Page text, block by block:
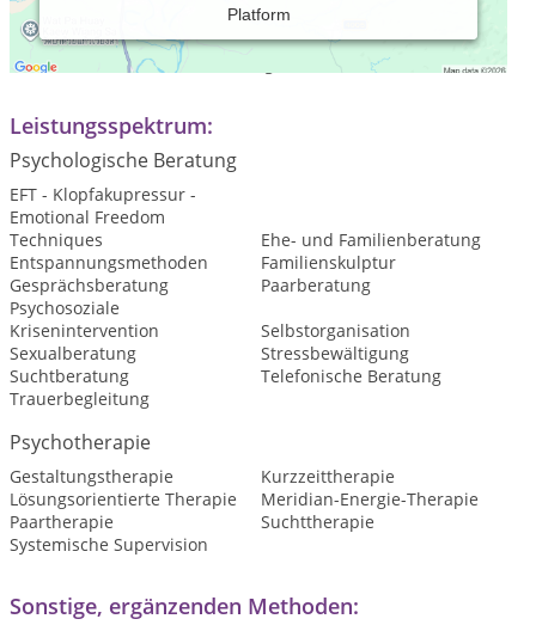
Platform
Praxiszeiten:
nach telefonischer Vereinbarung
Leistungsspektrum:
Psychologische Beratung
EFT - Klopfakupressur -
Emotional Freedom
Techniques
Ehe- und Familienberatung
Entspannungsmethoden
Familienskulptur
Gesprächsberatung
Paarberatung
Psychosoziale
Krisenintervention
Selbstorganisation
Sexualberatung
Stressbewältigung
Suchtberatung
Telefonische Beratung
Trauerbegleitung
Psychotherapie
Gestaltungstherapie
Kurzzeittherapie
Lösungsorientierte Therapie
Meridian-Energie-Therapie
Paartherapie
Suchttherapie
Systemische Supervision
Sonstige, ergänzenden Methoden: